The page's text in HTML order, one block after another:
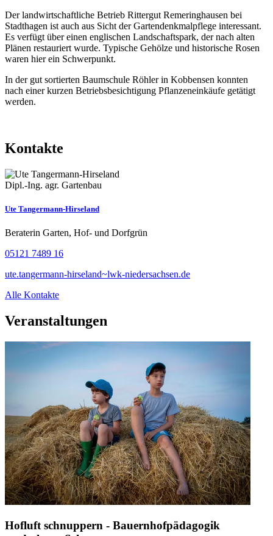
Der landwirtschaftliche Betrieb Rittergut Remeringhausen bei
Stadthagen ist auch aus Sicht der Gartendenkmalpflege interessant.
Es verfügt über einen englischen Landschaftspark, der nach alten
Plänen restauriert wurde. Typische Gehölze und historische Rosen
waren hier ein Schwerpunkt.
In der gut sortierten Baumschule Röhler in Kobbensen konnten
nach einer kurzen Betriebsbesichtigung Pflanzeneinkäufe getätigt
werden.
Kontakte
Dipl.-Ing. agr. Gartenbau
Ute Tangermann-Hirseland
Beraterin Garten, Hof- und Dorfgrün
05121 7489 16
ute.tangermann-hirseland~lwk-niedersachsen.de
Alle Kontakte
Veranstaltungen
Hofluft schnuppern - Bauernhofpädagogik